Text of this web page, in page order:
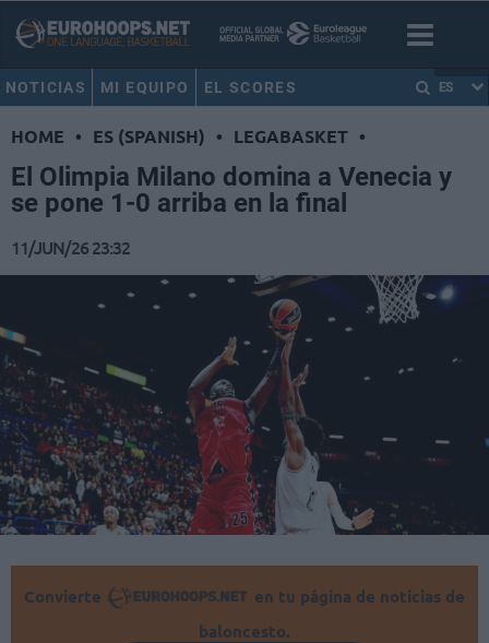
NOTICIAS MI EQUIPO EL SCORES ES
HOME • ES (SPANISH) • LEGABASKET •
El Olimpia Milano domina a Venecia y
se pone 1-0 arriba en la final
11/JUN/26 23:32
Convierte
en tu página de noticias de
baloncesto.